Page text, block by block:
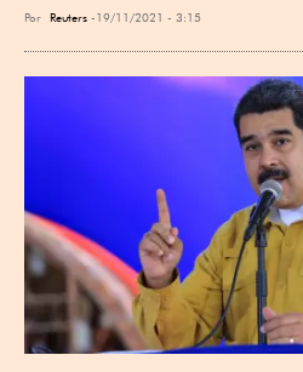
Por Reuters 19/11/2021 - 3:15